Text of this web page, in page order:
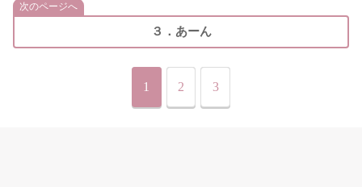
次のページへ
３．あーん
1 2 3